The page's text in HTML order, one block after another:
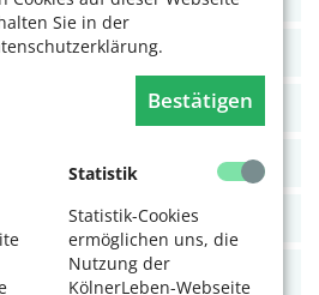
Sie in der
Bestätigen
Statistik
Statistik-Cookies
ermöglichen uns, die
Nutzung der
KölnerLeben-Webseite